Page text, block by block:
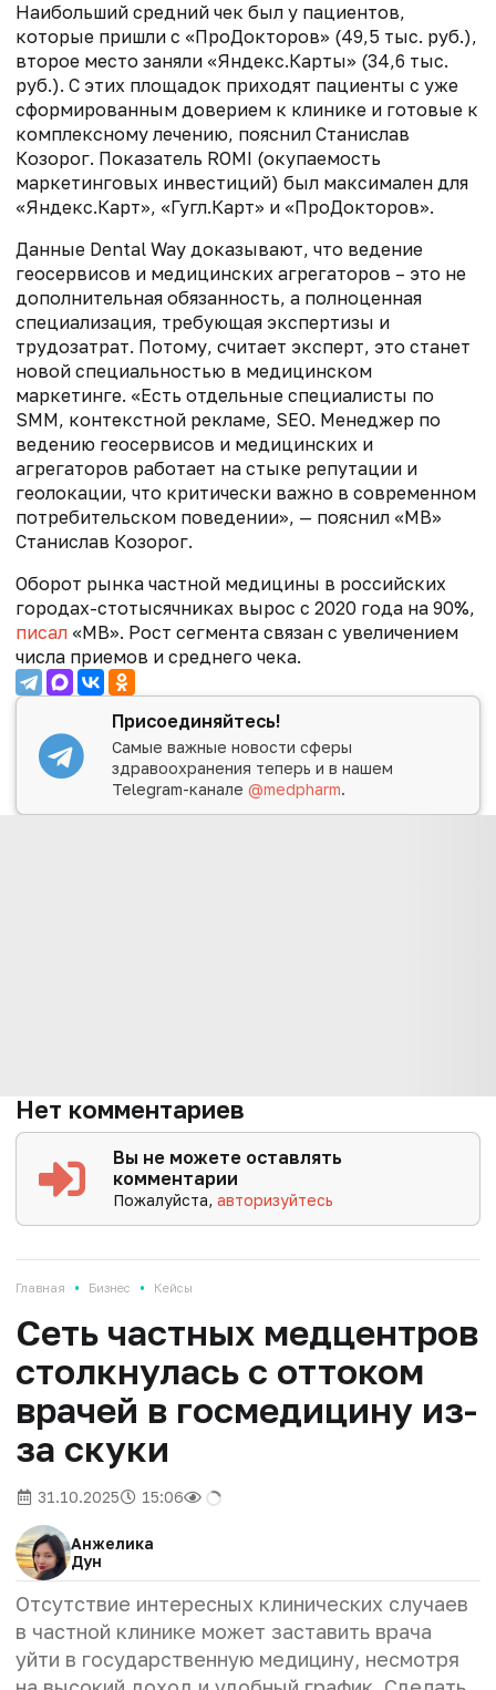
Наибольший средний чек был у пациентов,
которые пришли с «ПроДокторов» (49,5 тыс. руб.),
второе место заняли «Яндекс.Карты» (34,6 тыс.
руб.). С этих площадок приходят пациенты с уже
сформированным доверием к клинике и готовые к
комплексному лечению, пояснил Станислав
Козорог. Показатель ROMI (окупаемость
маркетинговых инвестиций) был максимален для
«Яндекс.Карт», «Гугл.Карт» и «ПроДокторов».
Данные Dental Way доказывают, что ведение
геосервисов и медицинских агрегаторов – это не
дополнительная обязанность, а полноценная
специализация, требующая экспертизы и
трудозатрат. Потому, считает эксперт, это станет
новой специальностью в медицинском
маркетинге. «Есть отдельные специалисты по
SMM, контекстной рекламе, SEO. Менеджер по
ведению геосервисов и медицинских и
агрегаторов работает на стыке репутации и
геолокации, что критически важно в современном
потребительском поведении», — пояснил «МВ»
Станислав Козорог.
Оборот рынка частной медицины в российских
городах-стотысячниках вырос с 2020 года на 90%,
писал «МВ». Рост сегмента связан с увеличением
числа приемов и среднего чека.
Присоединяйтесь!
Самые важные новости сферы
здравоохранения теперь и в нашем
Telegram-канале@medpharm.
Нет комментариев
Вы не можете оставлять
комментарии
Пожалуйста,авторизуйтесь
Главная • Бизнес • Кейсы
Сеть частных медцентров
столкнулась с оттоком
врачей в госмедицину из-
за скуки
31.10.2025 15:06
Анжелика
Дун
Отсутствие интересных клинических случаев
в частной клинике может заставить врача
уйти в государственную медицину, несмотря